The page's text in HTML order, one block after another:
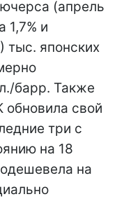
(апрель
1,7% и
тыс. японских
барр. Также
обновила свой
три с
на 18
на